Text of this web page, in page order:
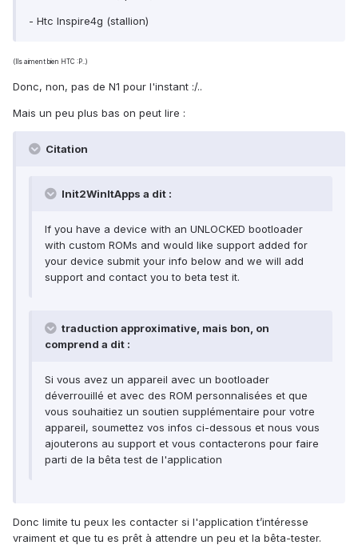
- Htc Inspire4g (stallion)
(Ils aiment bien HTC :P..)
Donc, non, pas de N1 pour l'instant :/..
Mais un peu plus bas on peut lire :
Citation
Init2WinItApps a dit :
If you have a device with an UNLOCKED bootloader
with custom ROMs and would like support added for
your device submit your info below and we will add
support and contact you to beta test it.
traduction approximative, mais bon, on
comprend a dit :
Si vous avez un appareil avec un bootloader
déverrouillé et avec des ROM personnalisées et que
vous souhaitiez un soutien supplémentaire pour votre
appareil, soumettez vos infos ci-dessous et nous vous
ajouterons au support et vous contacterons pour faire
parti de la bêta test de l'application
Donc limite tu peux les contacter si l'application t’intéresse
vraiment et que tu es prêt à attendre un peu et la bêta-tester.